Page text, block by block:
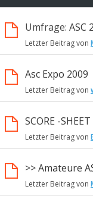
Umfrage: ASC
Letzter Beitrag von
Asc Expo 2009
Letzter Beitrag von
SCORE -
Letzter Beitrag von
>> Amateure
Letzter Beitrag von